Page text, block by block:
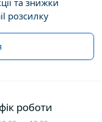
розсилку
роботи